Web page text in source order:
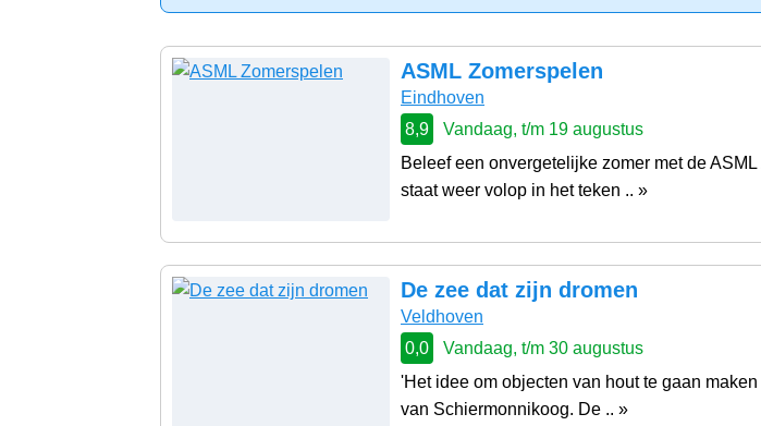
ASML Zomerspelen
Eindhoven
8,9
Vandaag, t/m 19 augustus
Beleef een onvergetelijke zomer met de
staat weer volop in het teken .. »
De zee dat zijn dromen
Veldhoven
0,0
Vandaag, t/m 30 augustus
'Het idee om objecten van hout te gaan
van Schiermonnikoog. De .. »